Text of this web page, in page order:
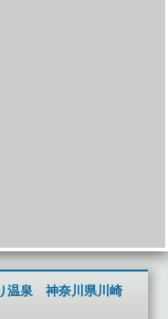
温泉 神奈川県川崎